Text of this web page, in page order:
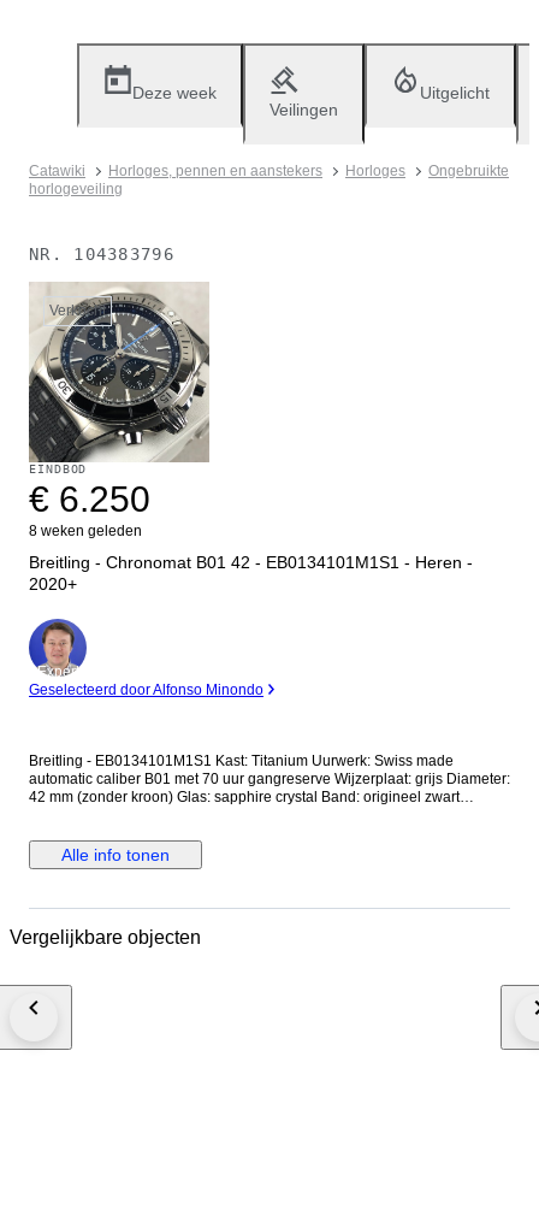
Deze week
Veilingen
Uitgelicht
Catawiki Horloges, pennen en aanstekers Horloges
Ongebruikte
horlogeveiling
NR. 104383796
Verkocht
EINDBOD
€ 6.250
8 weken geleden
Breitling - Chronomat B01 42 - EB0134101M1S1 - Heren -
2020+
Expert
Geselecteerd door Alfonso Minondo
Breitling - EB0134101M1S1 Kast: Titanium Uurwerk: Swiss made
automatic caliber B01 met 70 uur gangreserve Wijzerplaat: grijs Diameter:
42 mm (zonder kroon) Glas: sapphire crystal Band: origineel zwart
Opmerking: Protectiestickers nog aanwezig op kast! Wordt geleverd in
originele doos + documenten + echtheidscertificaat "de
express).
Alle info tonen
Vergelijkbare objecten